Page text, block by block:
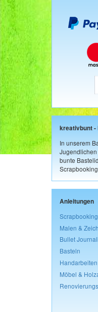
kreativbunt -
In unserem
bunte
Anleitungen
Malen &
Bullet
Basteln
Handarbeiten
Möbel &